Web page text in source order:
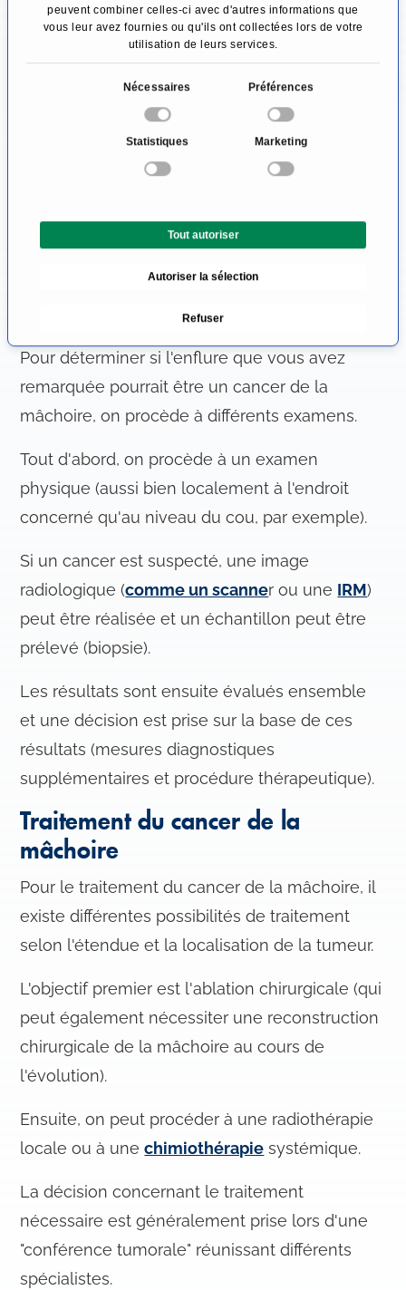
peuvent combiner celles-ci avec d'autres informations que
vous leur avez fournies ou qu'ils ont collectées lors de votre
utilisation de leurs services.
o
n
s
t
m
e
t
Nécessaires Préférences
Statistiques Marketing
Tout autoriser
Autoriser la sélection
Refuser
lors de la mastication et, selon la localisation,
des sensations de fourmillement peuvent être
ressenties au niveau de la lèvre supérieure ou
Aux stades ultérieurs de la maladie, des
perte de poids ou les sueurs nocturnes
peuvent également être observés.
mâchoire est-il détecté?
Pour déterminer si l'enflure que vous avez
remarquée pourrait être un cancer de la
mâchoire, on procède à différents examens.
Tout d'abord, on procède à un examen
physique (aussi bien localement à l'endroit
concerné qu'au niveau du cou, par exemple).
Si un cancer est suspecté, une image
radiologique (comme un scanner ou une IRM)
peut être réalisée et un échantillon peut être
prélevé (biopsie).
Les résultats sont ensuite évalués ensemble
et une décision est prise sur la base de ces
résultats (mesures diagnostiques
supplémentaires et procédure thérapeutique).
Traitement du cancer de la
mâchoire
Pour le traitement du cancer de la mâchoire, il
existe différentes possibilités de traitement
selon l'étendue et la localisation de la tumeur.
L'objectif premier est l'ablation chirurgicale (qui
peut également nécessiter une reconstruction
chirurgicale de la mâchoire au cours de
l'évolution).
Ensuite, on peut procéder à une radiothérapie
locale ou à unechimiothérapie systémique.
La décision concernant le traitement
nécessaire est généralement prise lors d'une
"conférence tumorale" réunissant différents
spécialistes.